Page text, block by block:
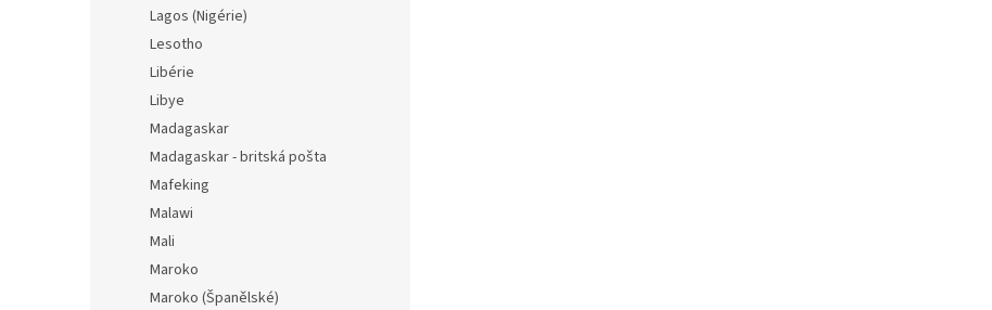
Lagos (Nigérie)
Lesotho
Libérie
Libye
Madagaskar
Madagaskar - britská pošta
Mafeking
Malawi
Mali
Maroko
Maroko (Španělské)